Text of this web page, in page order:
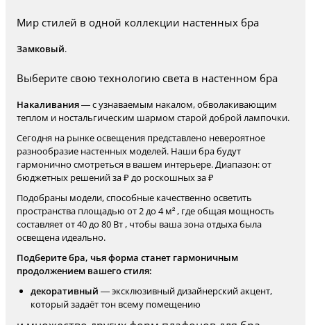
Мир стилей в одной коллекции настенных бра
Замковый.
Выберите свою технологию света в настенном бра
Накаливания— с узнаваемым накалом, обволакивающим
теплом и ностальгическим шармом старой доброй лампочки.
Сегодня на рынке освещения представлено невероятное
разнообразие настенных моделей. Наши бра будут
гармонично смотреться в вашем интерьере. Диапазон: от
бюджетных решений за ₽ до роскошных за ₽
Подобраны модели, способные качественно осветить
пространства площадью от 2 до 4 м² , где общая мощность
составляет от 40 до 80 Вт , чтобы ваша зона отдыха была
освещена идеально.
Подберите бра, чья форма станет гармоничным
продолжением вашего стиля:
декоративный — эксклюзивный дизайнерский акцент,
который задаёт тон всему помещению